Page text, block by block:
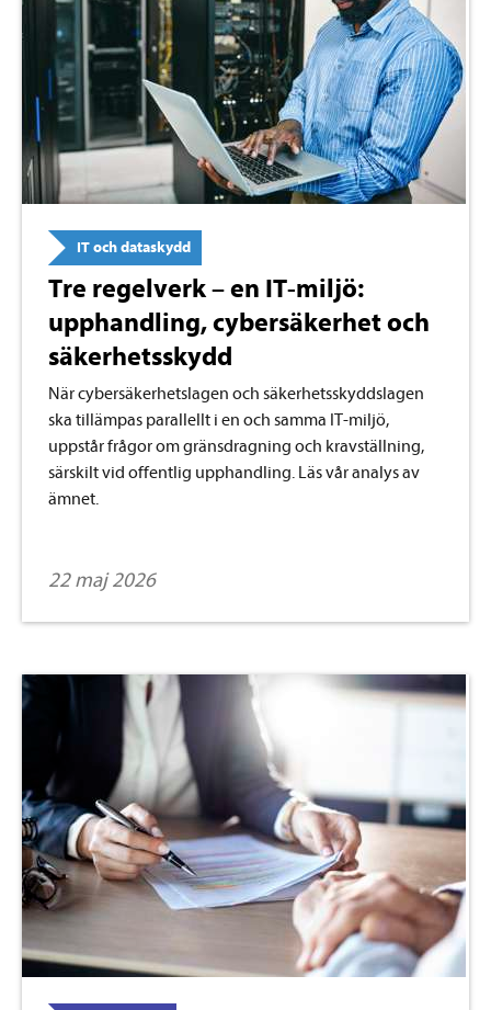
IT och dataskydd
Tre regelverk – en IT-miljö:
upphandling, cybersäkerhet och
säkerhetsskydd
När cybersäkerhetslagen och säkerhetsskyddslagen
ska tillämpas parallellt i en och samma IT-miljö,
uppstår frågor om gränsdragning och kravställning,
särskilt vid offentlig upphandling. Läs vår analys av
ämnet.
22 maj 2026